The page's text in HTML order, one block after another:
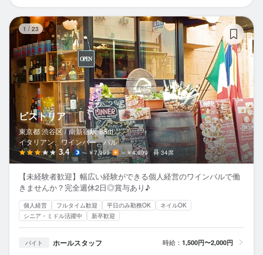
1 / 23
ビストリア
東京都 渋谷区 / 南新宿駅 88m
イタリアン、ワインバー、バル
3.4 ～￥7,999 ～￥4,999 34席
【未経験者歓迎】幅広い経験ができる個人経営のワインバルで働
きませんか？完全週休2日◎賞与あり♪
個人経営 フルタイム歓迎 平日のみ勤務OK
ネイルOK
シニア・ミドル活躍中
新卒歓迎
バイト ホールスタッフ 時給： 1,500円〜2,000円